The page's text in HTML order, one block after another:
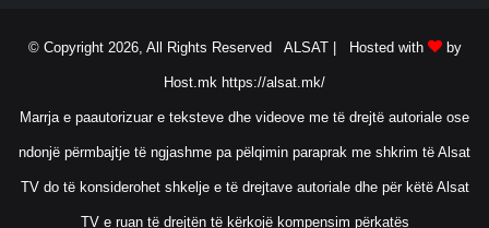
© Copyright 2026, All Rights Reserved ALSAT | Hosted with by
Host.mk https://alsat.mk/
Marrja e paautorizuar e teksteve dhe videove me të drejtë autoriale ose
ndonjë përmbajtje të ngjashme pa pëlqimin paraprak me shkrim të Alsat
TV do të konsiderohet shkelje e të drejtave autoriale dhe për këtë Alsat
TV e ruan të drejtën të kërkojë kompensim përkatës